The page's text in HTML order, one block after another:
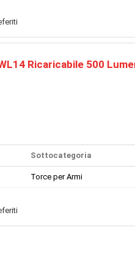
Ricaricabile 500
Sottocategoria
Torce per Armi